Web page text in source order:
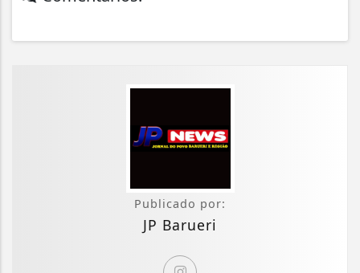
Publicado por:
JP Barueri